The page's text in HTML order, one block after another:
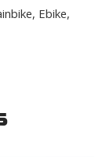
Ebike,